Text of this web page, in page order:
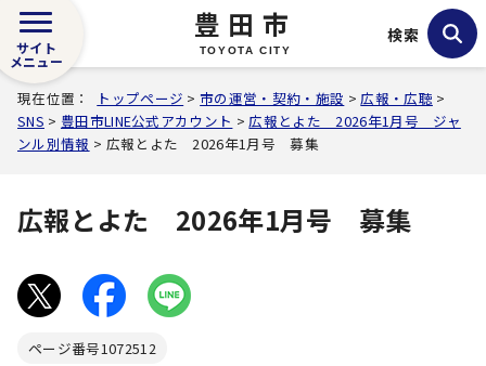
豊田市
TOYOTA CITY
サイト
メニュー
検索
現在位置： トップページ >市の運営・契約・施設 >広報・広聴 >
SNS > 豊田市LINE公式アカウント >広報とよた 2026年1月号 ジャ
ンル別情報 > 広報とよた 2026年1月号 募集
広報とよた 2026年1月号 募集
ページ番号1072512